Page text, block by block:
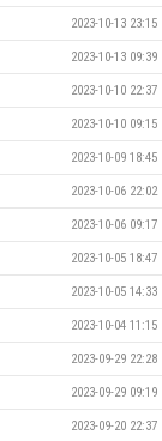
2023-10-13 23:15
2023-10-13 09:39
2023-10-10 22:37
2023-10-10 09:15
2023-10-09 18:45
2023-10-06 22:02
2023-10-06 09:17
2023-10-05 18:47
2023-10-05 14:33
2023-10-04 11:15
2023-09-29 22:28
2023-09-29 09:19
2023-09-20 22:37